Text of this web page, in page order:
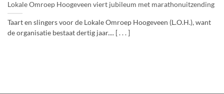
Lokale Omroep Hoogeveen viert jubileum met marathonuitzending
Taart en slingers voor de Lokale Omroep Hoogeveen (L.O.H.), want
de organisatie bestaat dertig jaar.... [ . . . ]